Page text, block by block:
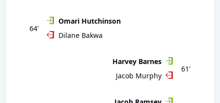
64'
Omari Hutchinson
Dilane Bakwa
61'
Harvey Barnes
Jacob Murphy